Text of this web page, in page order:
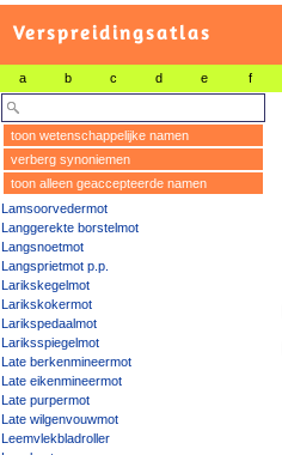
Verspreidingsatlas
a b c d e f
toon wetenschappelijke namen
verberg synoniemen
toon alleen geaccepteerde namen
Lamsoorvedermot
Langgerekte borstelmot
Langsnoetmot
Langsprietmot p.p.
Larikskegelmot
Larikskokermot
Larikspedaalmot
Lariksspiegelmot
Late berkenmineermot
Late eikenmineermot
Late purpermot
Late wilgenvouwmot
Leemvlekbladroller